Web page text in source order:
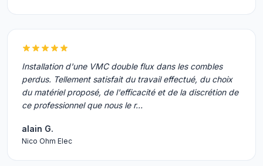
Installation d'une VMC double flux dans les combles
perdus. Tellement satisfait du travail effectué, du choix
du matériel proposé, de l'efficacité et de la discrétion de
ce professionnel que nous le r…
alain G.
Nico Ohm Elec